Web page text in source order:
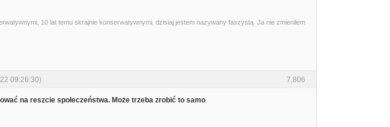
10 lat temu skrajnie konserwatywnymi, dzisiaj jestem nazywany faszystą. Ja nie zmieniłem
7,806
09:26:30)
na reszcie społeczeństwa. Może trzeba zrobić to samo